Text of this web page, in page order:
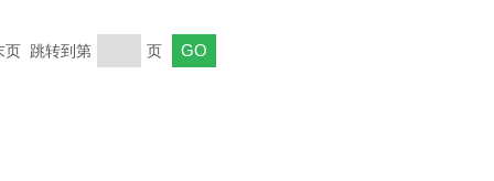
页 跳转到第 页